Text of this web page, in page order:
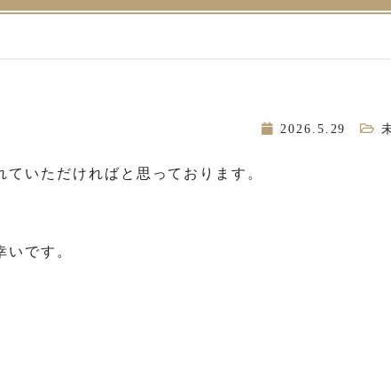
2026.5.29
いただければと思っております。
です。